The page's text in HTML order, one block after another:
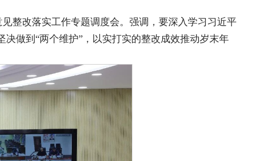
整改落实工作专题调度会。强调，要深入学习习近平
做到“两个维护”，以实打实的整改成效推动岁末年